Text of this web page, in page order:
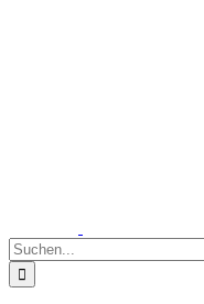
Suche
nach: